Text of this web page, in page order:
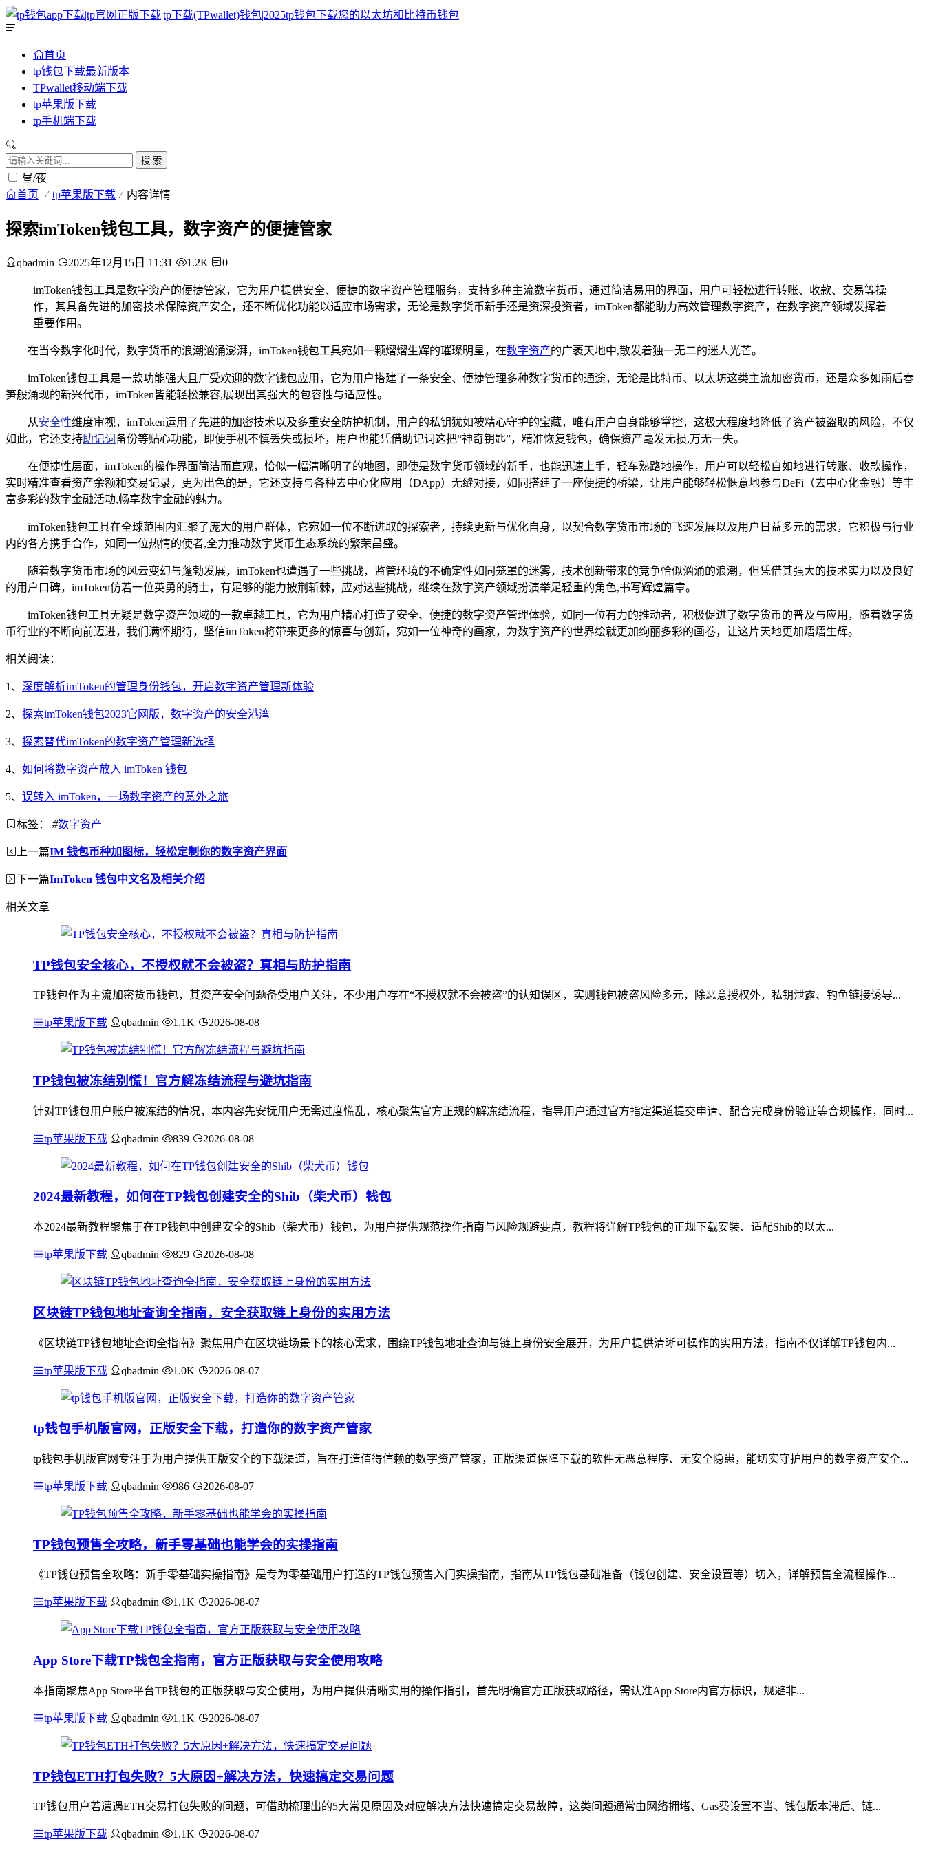
首页
tp钱包下载最新版本
TPwallet移动端下载
tp苹果版下载
tp手机端下载
搜 索
昼/夜
首页 tp苹果版下载 内容详情
探索imToken钱包工具，数字资产的便捷管家
qbadmin 2025年12月15日 11:31 1.2K 0
imToken钱包工具是数字资产的便捷管家，它为用户提供安全、便捷的数字资产管理服务，支持多种主流数字货币，通过简洁易用的界面，用户可轻松进行转账、收款、交易等操
作，其具备先进的加密技术保障资产安全，还不断优化功能以适应市场需求，无论是数字货币新手还是资深投资者，imToken都能助力高效管理数字资产，在数字资产领域发挥着
重要作用。
在当今数字化时代，数字货币的浪潮汹涌澎湃，imToken钱包工具宛如一颗熠熠生辉的璀璨明星，在数字资产的广袤天地中,散发着独一无二的迷人光芒。
imToken钱包工具是一款功能强大且广受欢迎的数字钱包应用，它为用户搭建了一条安全、便捷管理多种数字货币的通途，无论是比特币、以太坊这类主流加密货币，还是众多如雨后春
笋般涌现的新兴代币，imToken皆能轻松兼容,展现出其强大的包容性与适应性。
从安全性维度审视，imToken运用了先进的加密技术以及多重安全防护机制，用户的私钥犹如被精心守护的宝藏，唯有用户自身能够掌控，这极大程度地降低了资产被盗取的风险，不仅
如此，它还支持助记词备份等贴心功能，即便手机不慎丢失或损坏，用户也能凭借助记词这把“神奇钥匙”，精准恢复钱包，确保资产毫发无损,万无一失。
在便捷性层面，imToken的操作界面简洁而直观，恰似一幅清晰明了的地图，即使是数字货币领域的新手，也能迅速上手，轻车熟路地操作，用户可以轻松自如地进行转账、收款操作，
实时精准查看资产余额和交易记录，更为出色的是，它还支持与各种去中心化应用（DApp）无缝对接，如同搭建了一座便捷的桥梁，让用户能够轻松惬意地参与DeFi（去中心化金融）等丰
富多彩的数字金融活动,畅享数字金融的魅力。
imToken钱包工具在全球范围内汇聚了庞大的用户群体，它宛如一位不断进取的探索者，持续更新与优化自身，以契合数字货币市场的飞速发展以及用户日益多元的需求，它积极与行业
内的各方携手合作，如同一位热情的使者,全力推动数字货币生态系统的繁荣昌盛。
随着数字货币市场的风云变幻与蓬勃发展，imToken也遭遇了一些挑战，监管环境的不确定性如同笼罩的迷雾，技术创新带来的竞争恰似汹涌的浪潮，但凭借其强大的技术实力以及良好
的用户口碑，imToken仿若一位英勇的骑士，有足够的能力披荆斩棘，应对这些挑战，继续在数字资产领域扮演举足轻重的角色,书写辉煌篇章。
imToken钱包工具无疑是数字资产领域的一款卓越工具，它为用户精心打造了安全、便捷的数字资产管理体验，如同一位有力的推动者，积极促进了数字货币的普及与应用，随着数字货
币行业的不断向前迈进，我们满怀期待，坚信imToken将带来更多的惊喜与创新，宛如一位神奇的画家，为数字资产的世界绘就更加绚丽多彩的画卷，让这片天地更加熠熠生辉。
相关阅读：
1、 深度解析imToken的管理身份钱包，开启数字资产管理新体验
2、 探索imToken钱包2023官网版，数字资产的安全港湾
3、 探索替代imToken的数字资产管理新选择
4、 如何将数字资产放入 imToken 钱包
5、 误转入 imToken，一场数字资产的意外之旅
标签： #数字资产
上一篇IM 钱包币种加图标，轻松定制你的数字资产界面
下一篇ImToken 钱包中文名及相关介绍
相关文章
TP钱包安全核心，不授权就不会被盗？真相与防护指南
TP钱包作为主流加密货币钱包，其资产安全问题备受用户关注，不少用户存在“不授权就不会被盗”的认知误区，实则钱包被盗风险多元，除恶意授权外，私钥泄露、钓鱼链接诱导...
tp苹果版下载 qbadmin 1.1K 2026-08-08
TP钱包被冻结别慌！官方解冻结流程与避坑指南
针对TP钱包用户账户被冻结的情况，本内容先安抚用户无需过度慌乱，核心聚焦官方正规的解冻结流程，指导用户通过官方指定渠道提交申请、配合完成身份验证等合规操作，同时...
tp苹果版下载 qbadmin 839 2026-08-08
2024最新教程，如何在TP钱包创建安全的Shib（柴犬币）钱包
本2024最新教程聚焦于在TP钱包中创建安全的Shib（柴犬币）钱包，为用户提供规范操作指南与风险规避要点，教程将详解TP钱包的正规下载安装、适配Shib的以太...
tp苹果版下载 qbadmin 829 2026-08-08
区块链TP钱包地址查询全指南，安全获取链上身份的实用方法
《区块链TP钱包地址查询全指南》聚焦用户在区块链场景下的核心需求，围绕TP钱包地址查询与链上身份安全展开，为用户提供清晰可操作的实用方法，指南不仅详解TP钱包内...
tp苹果版下载 qbadmin 1.0K 2026-08-07
tp钱包手机版官网，正版安全下载，打造你的数字资产管家
tp钱包手机版官网专注于为用户提供正版安全的下载渠道，旨在打造值得信赖的数字资产管家，正版渠道保障下载的软件无恶意程序、无安全隐患，能切实守护用户的数字资产安全...
tp苹果版下载 qbadmin 986 2026-08-07
TP钱包预售全攻略，新手零基础也能学会的实操指南
《TP钱包预售全攻略：新手零基础实操指南》是专为零基础用户打造的TP钱包预售入门实操指南，指南从TP钱包基础准备（钱包创建、安全设置等）切入，详解预售全流程操作...
tp苹果版下载 qbadmin 1.1K 2026-08-07
App Store下载TP钱包全指南，官方正版获取与安全使用攻略
本指南聚焦App Store平台TP钱包的正版获取与安全使用，为用户提供清晰实用的操作指引，首先明确官方正版获取路径，需认准App Store内官方标识，规避非...
tp苹果版下载 qbadmin 1.1K 2026-08-07
TP钱包ETH打包失败？5大原因+解决方法，快速搞定交易问题
TP钱包用户若遭遇ETH交易打包失败的问题，可借助梳理出的5大常见原因及对应解决方法快速搞定交易故障，这类问题通常由网络拥堵、Gas费设置不当、钱包版本滞后、链...
tp苹果版下载 qbadmin 1.1K 2026-08-07